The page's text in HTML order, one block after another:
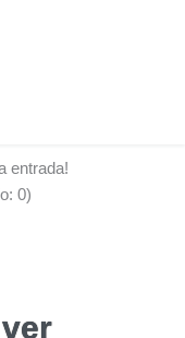
entrada!
0)